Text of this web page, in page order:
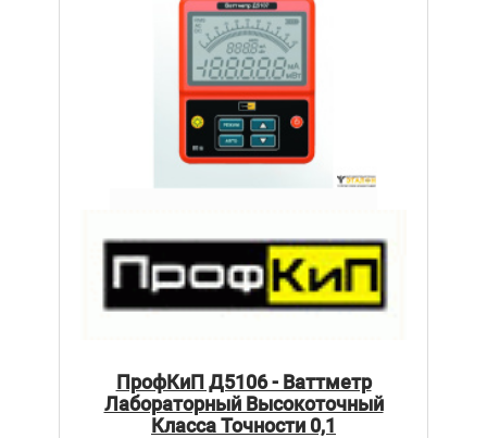
ПрофКиП Д5106 - Ваттметр
Лабораторный Высокоточный
Класса Точности 0,1